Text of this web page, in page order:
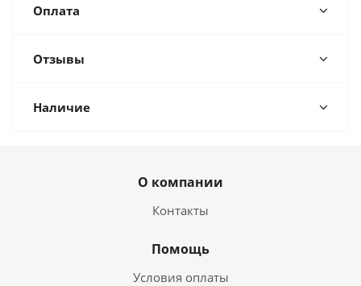
Оплата
Отзывы
Наличие
О компании
Контакты
Помощь
Условия оплаты